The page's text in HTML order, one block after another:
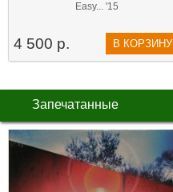
Easy... '15
4 500 р. В КОРЗИНУ
Запечатанные